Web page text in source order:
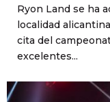
Ryon Land se ha
localidad
cita del
excelentes...